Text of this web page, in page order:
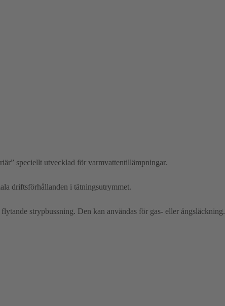
speciellt utvecklad för varmvattentillämpningar.
driftsförhållanden i tätningsutrymmet.
strypbussning. Den kan användas för gas- eller ångsläckning.